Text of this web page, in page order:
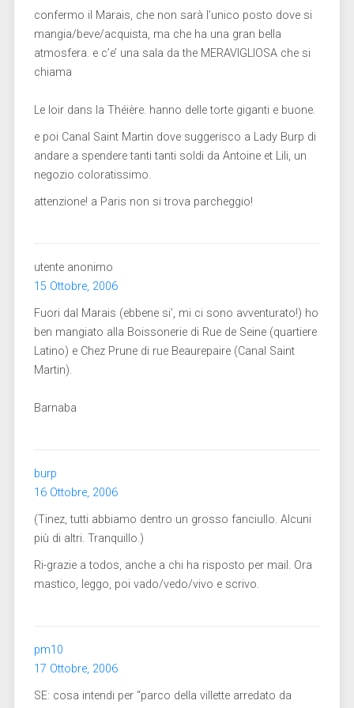
confermo il Marais, che non sarà l’unico posto dove si
mangia/beve/acquista, ma che ha una gran bella
atmosfera. e c’e’ una sala da the MERAVIGLIOSA che si
chiama
Le loir dans la Théière. hanno delle torte giganti e buone.
e poi Canal Saint Martin dove suggerisco a Lady Burp di
andare a spendere tanti tanti soldi da Antoine et Lili, un
negozio coloratissimo.
attenzione! a Paris non si trova parcheggio!
utente anonimo
15 Ottobre, 2006
Fuori dal Marais (ebbene si’, mi ci sono avventurato!) ho
ben mangiato alla Boissonerie di Rue de Seine (quartiere
Latino) e Chez Prune di rue Beaurepaire (Canal Saint
Martin).
Barnaba
burp
16 Ottobre, 2006
(Tinez, tutti abbiamo dentro un grosso fanciullo. Alcuni
più di altri. Tranquillo.)
Ri-grazie a todos, anche a chi ha risposto per mail. Ora
mastico, leggo, poi vado/vedo/vivo e scrivo.
pm10
17 Ottobre, 2006
SE: cosa intendi per “parco della villette arredato da